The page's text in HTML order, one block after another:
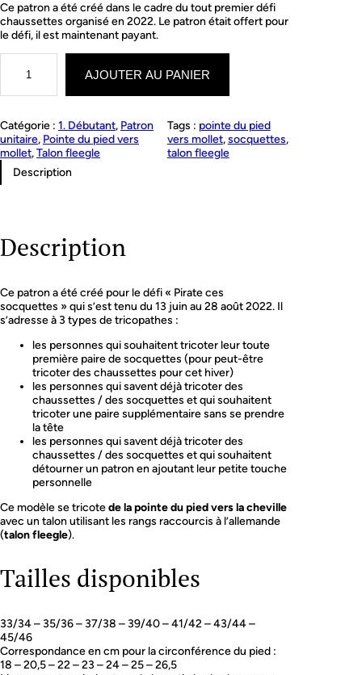
Ce patron a été créé dans le cadre du tout premier défi
chaussettes organisé en 2022. Le patron était offert pour
le défi, il est maintenant payant.
n
i
t
é
e
a
t
e
s
s
AJOUTER AU PANIER
Catégorie : 1. Débutant, Patron
unitaire, Pointe du pied vers
mollet, Talon fleegle
Tags : pointe du pied
vers mollet, socquettes ,
talon fleegle
Description
Description
Ce patron a été créé pour le défi « Pirate ces
socquettes » qui s’est tenu du 13 juin au 28 août 2022. Il
s’adresse à 3 types de tricopathes :
les personnes qui souhaitent tricoter leur toute
première paire de socquettes (pour peut-être
tricoter des chaussettes pour cet hiver)
les personnes qui savent déjà tricoter des
chaussettes / des socquettes et qui souhaitent
tricoter une paire supplémentaire sans se prendre
la tête
les personnes qui savent déjà tricoter des
chaussettes / des socquettes et qui souhaitent
détourner un patron en ajoutant leur petite touche
personnelle
Ce modèle se tricotede la pointe du pied vers la cheville
avec un talon utilisant les rangs raccourcis à l’allemande
(talon fleegle).
Tailles disponibles
33/34 – 35/36 – 37/38 – 39/40 – 41/42 – 43/44 –
45/46
Correspondance en cm pour la circonférence du pied :
18 – 20,5 – 22 – 23 – 24 – 25 – 26,5